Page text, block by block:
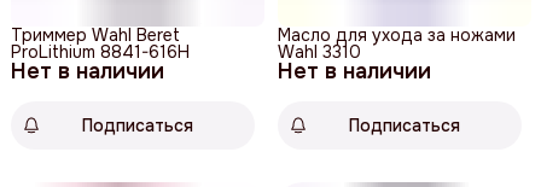
Нет в наличии
Триммер Wahl Beret
ProLithium 8841-616H
Подписаться
Нет в наличии
Масло для ухода за ножами
Wahl 3310
Подписаться